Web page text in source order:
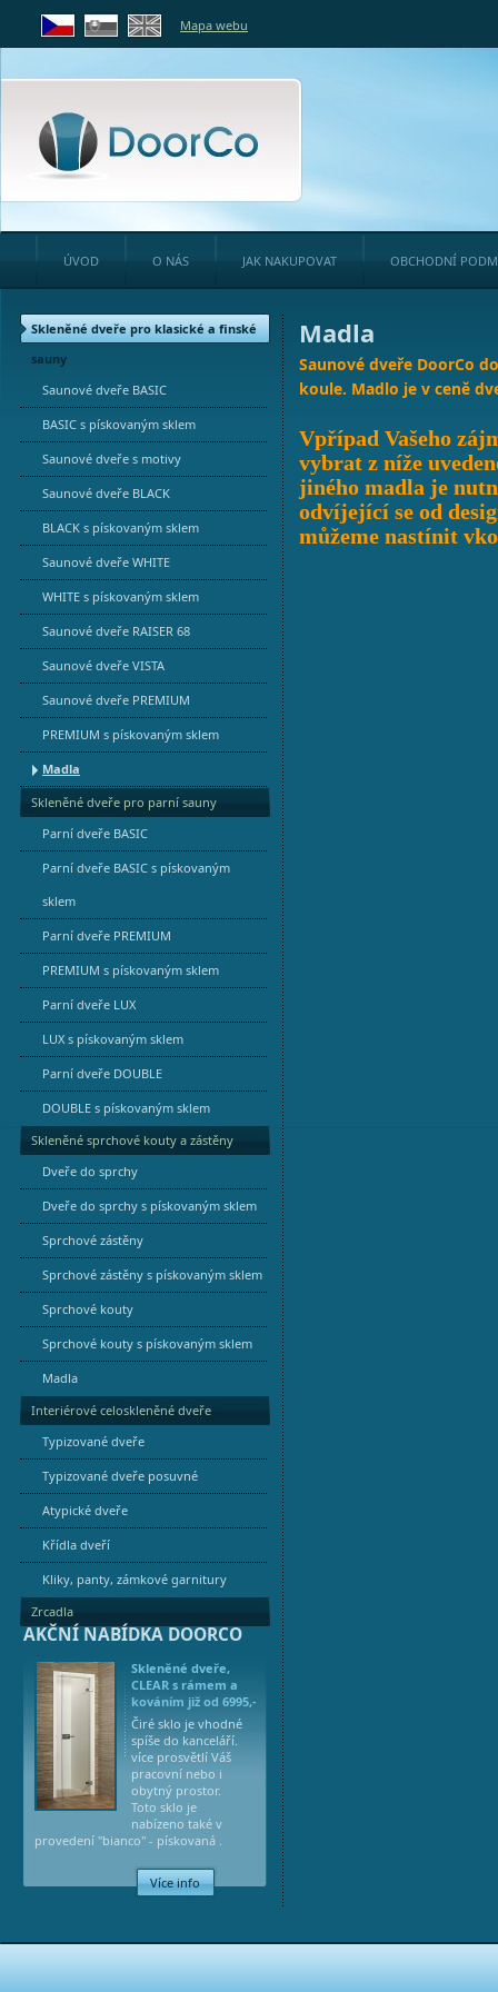
Mapa webu
ÚVOD O NÁS JAK NAKUPOVAT OBCHODNÍ
Skleněné dveře pro klasické a finské
sauny
Saunové dveře BASIC
BASIC s pískovaným sklem
Saunové dveře s motivy
Saunové dveře BLACK
BLACK s pískovaným sklem
Saunové dveře WHITE
WHITE s pískovaným sklem
Saunové dveře RAISER 68
Saunové dveře VISTA
Saunové dveře PREMIUM
PREMIUM s pískovaným sklem
Madla
Skleněné dveře pro parní sauny
Parní dveře BASIC
Parní dveře BASIC s pískovaným
sklem
Parní dveře PREMIUM
PREMIUM s pískovaným sklem
Parní dveře LUX
LUX s pískovaným sklem
Parní dveře DOUBLE
DOUBLE s pískovaným sklem
Skleněné sprchové kouty a zástěny
Dveře do sprchy
Dveře do sprchy s pískovaným sklem
Sprchové zástěny
Sprchové zástěny s pískovaným sklem
Sprchové kouty
Sprchové kouty s pískovaným sklem
Madla
Interiérové celoskleněné dveře
Typizované dveře
Typizované dveře posuvné
Atypické dveře
Křídla dveří
Kliky, panty, zámkové garnitury
Zrcadla
AKČNÍ NABÍDKA DOORCO
Skleněné dveře,
CLEAR s rámem a
kováním již od 6995,-
Čiré sklo je vhodné
spíše do kanceláří.
více prosvětlí Váš
pracovní nebo i
obytný prostor.
Toto sklo je
nabízeno také v
provedení "bianco" - pískovaná .
Více info
Madla
Saunové dveře DoorCo
koule. Madlo je v ceně
Vpřípad Vašeho
vybrat z níže
jiného madla je
odvíjející se od
můžeme nastínit